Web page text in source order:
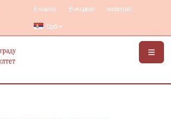
Е-налог Е-индекс webmail
Срб